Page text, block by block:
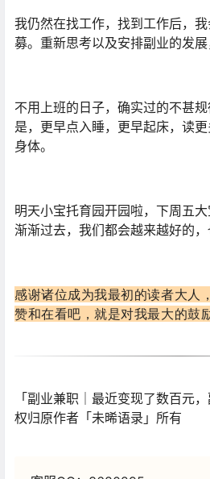
我仍然在找工作，找到工作后，
募。重新思考以及安排副业的发展
不用上班的日子，确实过的不甚
是，更早点入睡，更早起床，读
身体。
明天小宝托育园开园啦，下周五
渐渐过去，我们都会越来越好的，
感谢诸位成为我最初的读者大人
赞和在看吧，就是对我最大的鼓励
「副业兼职｜最近变现了数百元
权归原作者「未晞语录」所有